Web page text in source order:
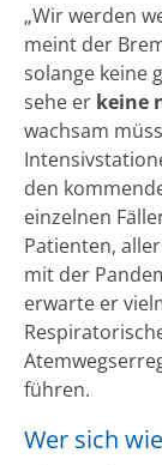
„Wir werden
meint der
solange keine
sehe er keine
wachsam
den
einzelnen
Patienten,
mit der
erwarte er
führen.
Wer sich